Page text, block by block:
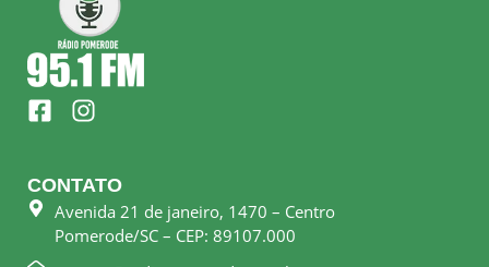
F
a
e
b
o
I
n
t
a
g
r
CONTATO
Avenida 21 de janeiro, 1470 – Centro
Pomerode/SC – CEP: 89107.000